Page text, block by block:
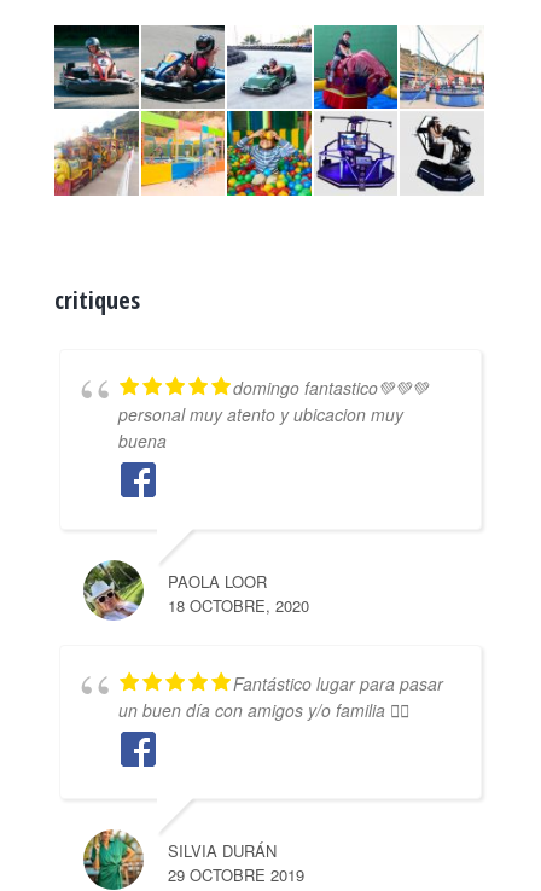
critiques
domingo fantastico💚💚💚
personal muy atento y ubicacion muy
buena
PAOLA LOOR
18 OCTOBRE, 2020
Fantástico lugar para pasar
un buen día con amigos y/o familia 👍🏼
SILVIA DURÁN
29 OCTOBRE 2019